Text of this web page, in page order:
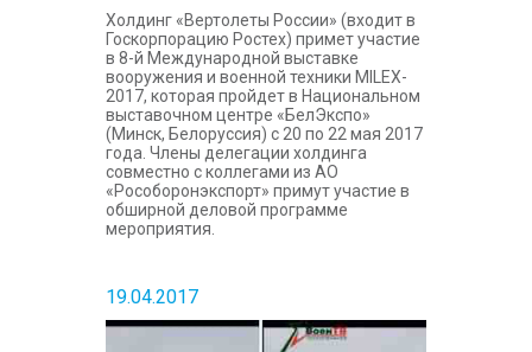
Холдинг «Вертолеты России» (входит в
Госкорпорацию Ростех) примет участие
в 8-й Международной выставке
вооружения и военной техники MILEX-
2017, которая пройдет в Национальном
выставочном центре «БелЭкспо»
(Минск, Белоруссия) с 20 по 22 мая 2017
года. Члены делегации холдинга
совместно с коллегами из АО
«Рособоронэкспорт» примут участие в
обширной деловой программе
мероприятия.
19.04.2017